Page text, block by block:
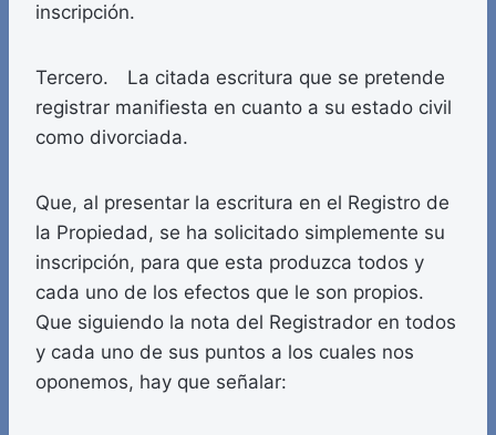
inscripción.
Tercero. La citada escritura que se pretende
registrar manifiesta en cuanto a su estado civil
como divorciada.
Que, al presentar la escritura en el Registro de
la Propiedad, se ha solicitado simplemente su
inscripción, para que esta produzca todos y
cada uno de los efectos que le son propios.
Que siguiendo la nota del Registrador en todos
y cada uno de sus puntos a los cuales nos
oponemos, hay que señalar: